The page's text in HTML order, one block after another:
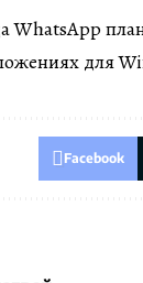
WhatsApp
для
Facebook